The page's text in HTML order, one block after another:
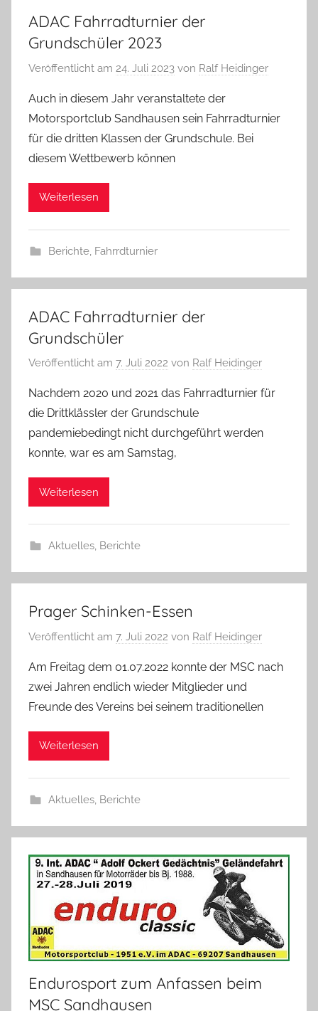
ADAC Fahrradturnier der
Grundschüler 2023
Veröffentlicht am 24. Juli 2023 von Ralf Heidinger
Auch in diesem Jahr veranstaltete der
Motorsportclub Sandhausen sein Fahrradturnier
für die dritten Klassen der Grundschule. Bei
diesem Wettbewerb können
Weiterlesen
Berichte, Fahrrdturnier
ADAC Fahrradturnier der
Grundschüler
Veröffentlicht am 7. Juli 2022 von Ralf Heidinger
Nachdem 2020 und 2021 das Fahrradturnier für
die Drittklässler der Grundschule
pandemiebedingt nicht durchgeführt werden
konnte, war es am Samstag,
Weiterlesen
Aktuelles, Berichte
Prager Schinken-Essen
Veröffentlicht am 7. Juli 2022 von Ralf Heidinger
Am Freitag dem 01.07.2022 konnte der MSC nach
zwei Jahren endlich wieder Mitglieder und
Freunde des Vereins bei seinem traditionellen
Weiterlesen
Aktuelles, Berichte
Endurosport zum Anfassen beim
MSC Sandhausen